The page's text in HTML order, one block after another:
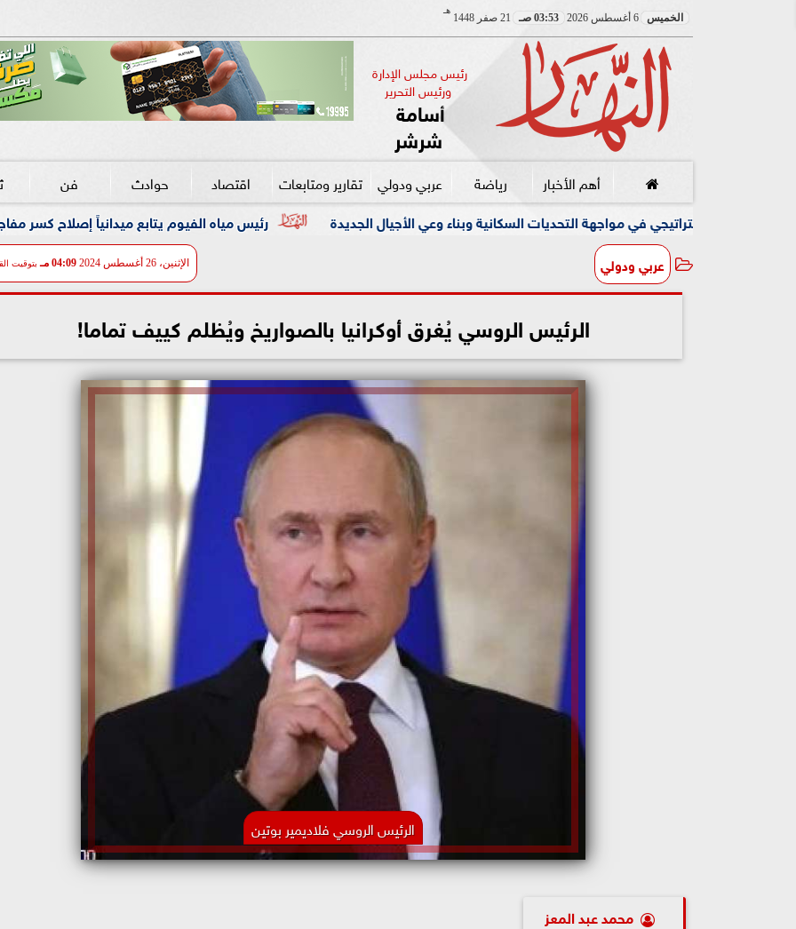
الخميس 6 أغسطس 2026 03:53 صـ 21 صفر 1448
هـ
رئيس مجلس الإدارة
ورئيس التحرير
أسامة
شرشر
أهم الأخبار رياضة عربي ودولي تقارير ومتابعات اقتصاد حوادث فن
رئيس مياه الفيوم يتابع ميدانياً إصلاح كسر مفاجئ بخط مياه رئيسي قطر في مواجهة التحديات السكانية وبناء وعي الأجيال الجديدة
عربي ودولي الإثنين، 26 أغسطس 2024 04:09 مـ بتوقيت
الرئيس الروسي يُغرق أوكرانيا بالصواريخ ويُظلم كييف تماما!
الرئيس الروسي فلاديمير بوتين
محمد عبد المعز